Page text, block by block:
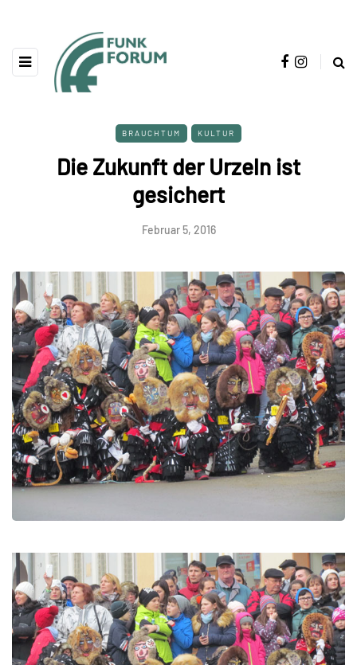
BRAUCHTUM KULTUR
Die Zukunft der Urzeln ist
gesichert
Februar 5, 2016